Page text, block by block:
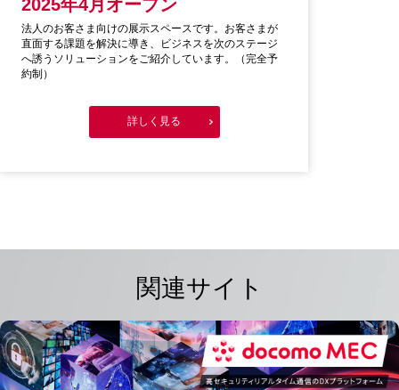
2025年4月オープン
法人のお客さま向けの展示スペースです。お客さまが
直面する課題を解決に導き、ビジネスを次のステージ
へ誘うソリューションをご紹介しています。（完全予
約制）
詳しく見る
関連サイト